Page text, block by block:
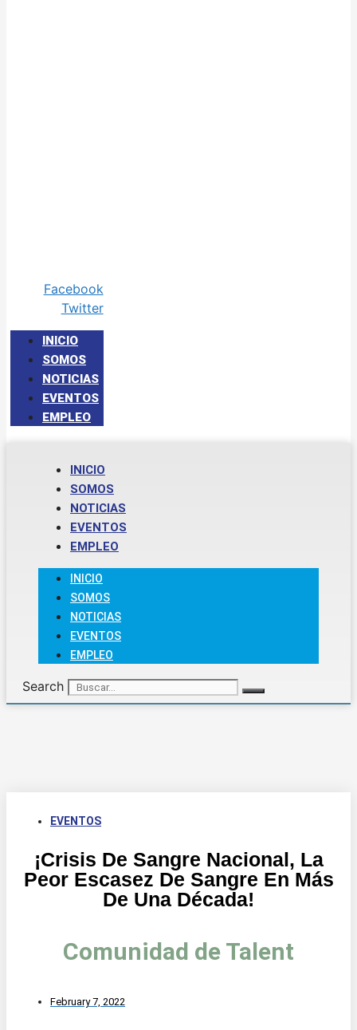
Facebook
Twitter
INICIO
SOMOS
NOTICIAS
EVENTOS
EMPLEO
INICIO
SOMOS
NOTICIAS
EVENTOS
EMPLEO
INICIO
SOMOS
NOTICIAS
EVENTOS
EMPLEO
Search
EVENTOS
¡Crisis De Sangre Nacional, La
Peor Escasez De Sangre En Más
De Una Década!
Comunidad de Talent
February 7, 2022